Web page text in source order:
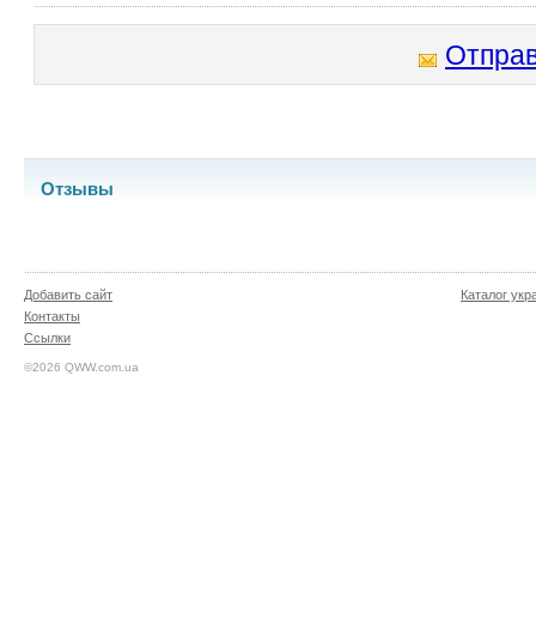
Отзывы
Добавить сайт
Контакты
Ссылки
©2026 QWW.com.ua
Каталог